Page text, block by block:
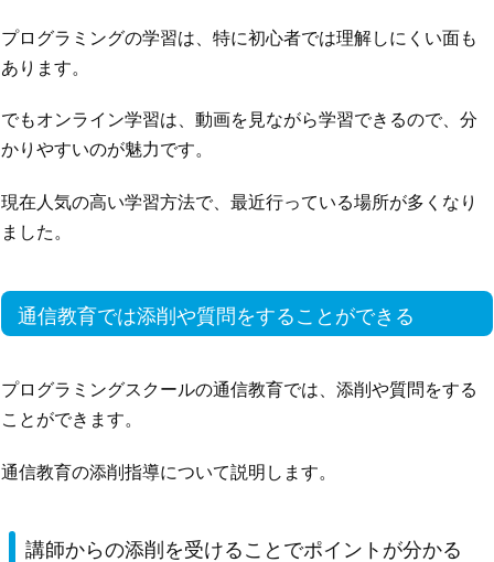
プログラミングの学習は、特に初心者では理解しにくい面も
あります。
でもオンライン学習は、動画を見ながら学習できるので、分
かりやすいのが魅力です。
現在人気の高い学習方法で、最近行っている場所が多くなり
ました。
通信教育では添削や質問をすることができる
プログラミングスクールの通信教育では、添削や質問をする
ことができます。
通信教育の添削指導について説明します。
講師からの添削を受けることでポイントが分かる